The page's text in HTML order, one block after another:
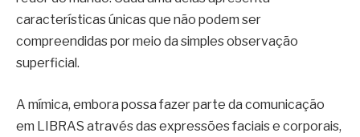
características únicas que não podem ser
compreendidas por meio da simples observação
superficial.
A mímica, embora possa fazer parte da comunicação
em LIBRAS através das expressões faciais e corporais,